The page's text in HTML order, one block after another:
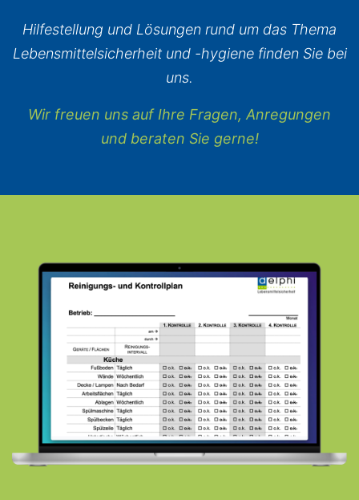
Hilfestellung und Lösungen rund um das Thema
Lebensmittelsicherheit und -hygiene finden Sie bei
uns.
Wir freuen uns auf Ihre Fragen, Anregungen
und beraten Sie gerne!